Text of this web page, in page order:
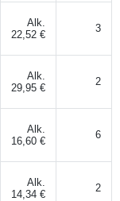
Alk.
22,52 €
3
Alk.
29,95 €
2
Alk.
16,60 €
6
Alk.
14,34 €
2